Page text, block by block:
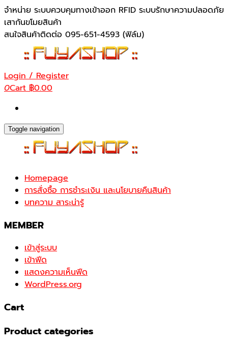
Skip
to
the
content
จำหน่าย ระบบควบคุมทางเข้าออก RFID ระบบรักษาความปลอดภัย
เสากันขโมยสินค้า
สนใจสินค้าติดต่อ 095-651-4593 (ฟิล์ม)
Login / Register
0Cart฿0.00
Toggle navigation
Homepage
การสั่งซื้อ การชำระเงิน และนโยบายคืนสินค้า
บทความ สาระน่ารู้
MEMBER
เข้าสู่ระบบ
เข้าฟีด
แสดงความเห็นฟีด
WordPress.org
Cart
Product categories